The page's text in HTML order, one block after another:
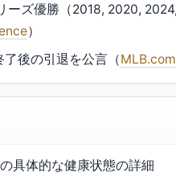
ーズ優勝（2018, 2020,
）
後の引退を公言（
具体的な健康状態の詳細